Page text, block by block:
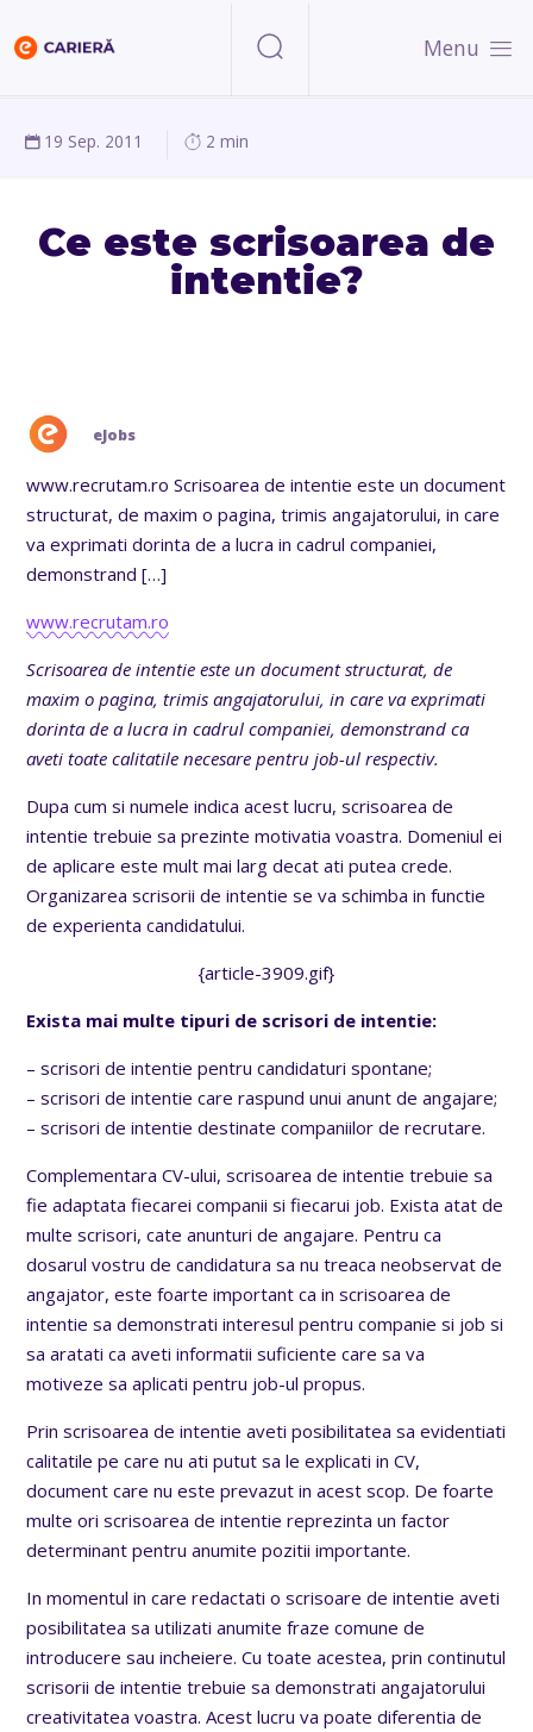
Menu
19 Sep. 2011 2 min
Ce este scrisoarea de
intentie?
eJobs
www.recrutam.ro Scrisoarea de intentie este un document
structurat, de maxim o pagina, trimis angajatorului, in care
va exprimati dorinta de a lucra in cadrul companiei,
demonstrand […]
www.recrutam.ro
Scrisoarea de intentie este un document structurat, de
maxim o pagina, trimis angajatorului, in care va exprimati
dorinta de a lucra in cadrul companiei, demonstrand ca
aveti toate calitatile necesare pentru job-ul respectiv.
Dupa cum si numele indica acest lucru, scrisoarea de
intentie trebuie sa prezinte motivatia voastra. Domeniul ei
de aplicare este mult mai larg decat ati putea crede.
Organizarea scrisorii de intentie se va schimba in functie
de experienta candidatului.
{article-3909.gif}
Exista mai multe tipuri de scrisori de intentie:
– scrisori de intentie pentru candidaturi spontane;
– scrisori de intentie care raspund unui anunt de angajare;
– scrisori de intentie destinate companiilor de recrutare.
Complementara CV-ului, scrisoarea de intentie trebuie sa
fie adaptata fiecarei companii si fiecarui job. Exista atat de
multe scrisori, cate anunturi de angajare. Pentru ca
dosarul vostru de candidatura sa nu treaca neobservat de
angajator, este foarte important ca in scrisoarea de
intentie sa demonstrati interesul pentru companie si job si
sa aratati ca aveti informatii suficiente care sa va
motiveze sa aplicati pentru job-ul propus.
Prin scrisoarea de intentie aveti posibilitatea sa evidentiati
calitatile pe care nu ati putut sa le explicati in CV,
document care nu este prevazut in acest scop. De foarte
multe ori scrisoarea de intentie reprezinta un factor
determinant pentru anumite pozitii importante.
In momentul in care redactati o scrisoare de intentie aveti
posibilitatea sa utilizati anumite fraze comune de
introducere sau incheiere. Cu toate acestea, prin continutul
scrisorii de intentie trebuie sa demonstrati angajatorului
creativitatea voastra. Acest lucru va poate diferentia de